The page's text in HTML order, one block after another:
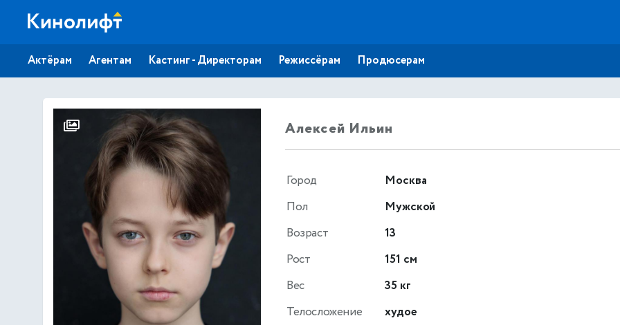
Актёрам Агентам Кастинг - Директорам Режиссёрам Продюсерам
Алексей Ильин
Город
Москва
Пол
Мужской
Возраст
13
Рост
151 см
Вес
35 кг
Телосложение
худое